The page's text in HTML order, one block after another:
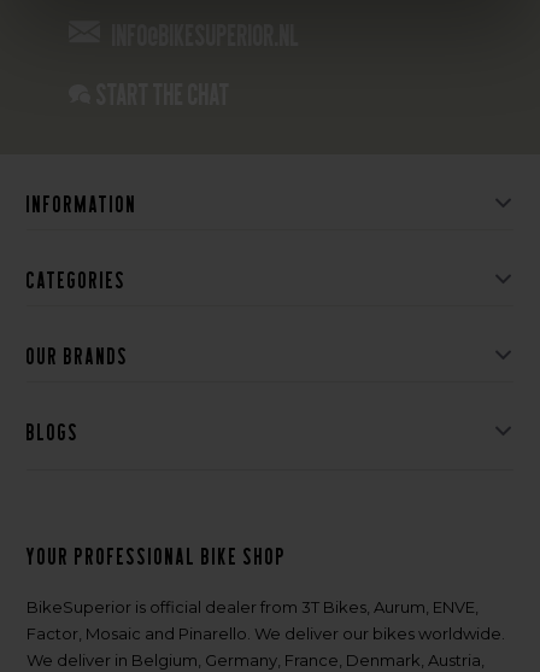
Information
Categories
Our brands
Blogs
Your professional bike shop
BikeSuperior is official dealer from 3T Bikes, Aurum, ENVE,
Factor, Mosaic and Pinarello. We deliver our bikes worldwide.
We deliver in Belgium, Germany, France, Denmark, Austria,